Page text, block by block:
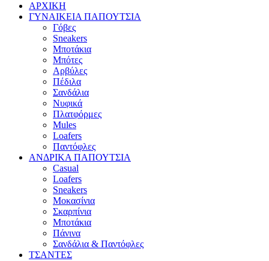
ΑΡΧΙΚΗ
ΓΥΝΑΙΚΕΙΑ ΠΑΠΟΥΤΣΙΑ
Γόβες
Sneakers
Μποτάκια
Μπότες
Αρβύλες
Πέδιλα
Σανδάλια
Νυφικά
Πλατφόρμες
Mules
Loafers
Παντόφλες
ΑΝΔΡΙΚΑ ΠΑΠΟΥΤΣΙΑ
Casual
Loafers
Sneakers
Μοκασίνια
Σκαρπίνια
Μποτάκια
Πάνινα
Σανδάλια & Παντόφλες
ΤΣΑΝΤΕΣ